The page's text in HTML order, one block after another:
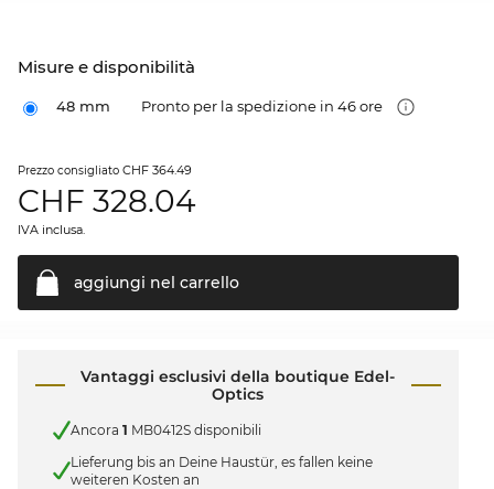
Misure e disponibilità
48 mm Pronto per la spedizione in 46 ore
Prezzo consigliato CHF 364.49
CHF 328.04
IVA inclusa.
aggiungi nel carrello
Vantaggi esclusivi della boutique Edel-
Optics
Ancora 1 MB0412S disponibili
Lieferung bis an Deine Haustür, es fallen keine
weiteren Kosten an